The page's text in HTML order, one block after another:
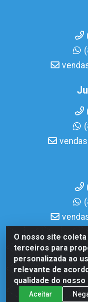
O nosso site
terceiros para
personalizada ao
relevante de
qualidade do
Aceitar
Casa Norte LTDA -
Sept Rosado,